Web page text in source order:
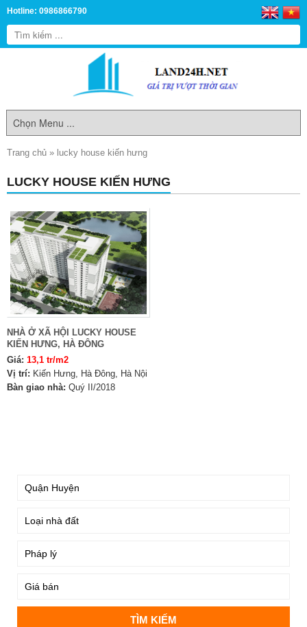
Hotline: 0986866790
Trang chủ » lucky house kiến hưng
LUCKY HOUSE KIẾN HƯNG
NHÀ Ở XÃ HỘI LUCKY HOUSE
KIẾN HƯNG, HÀ ĐÔNG
Giá: 13,1 tr/m2
Vị trí: Kiến Hưng, Hà Đông, Hà Nội
Bàn giao nhà: Quý II/2018